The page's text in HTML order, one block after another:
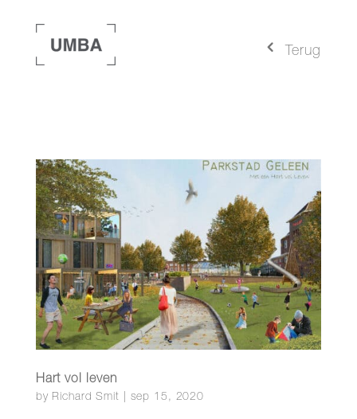
4 Terug
Hart vol leven
by Richard Smit sep 15, 2020